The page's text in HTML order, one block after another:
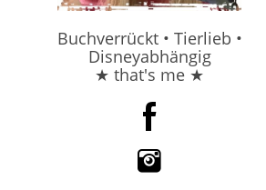
Buchverrückt • Tierlieb •
Disneyabhängig
★ that's me ★